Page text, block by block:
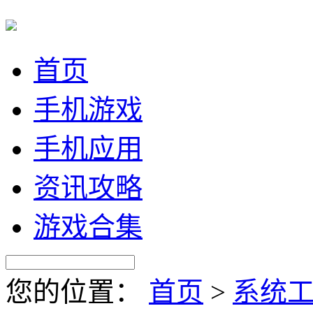
首页
手机游戏
手机应用
资讯攻略
游戏合集
您的位置： 首页 > 系统